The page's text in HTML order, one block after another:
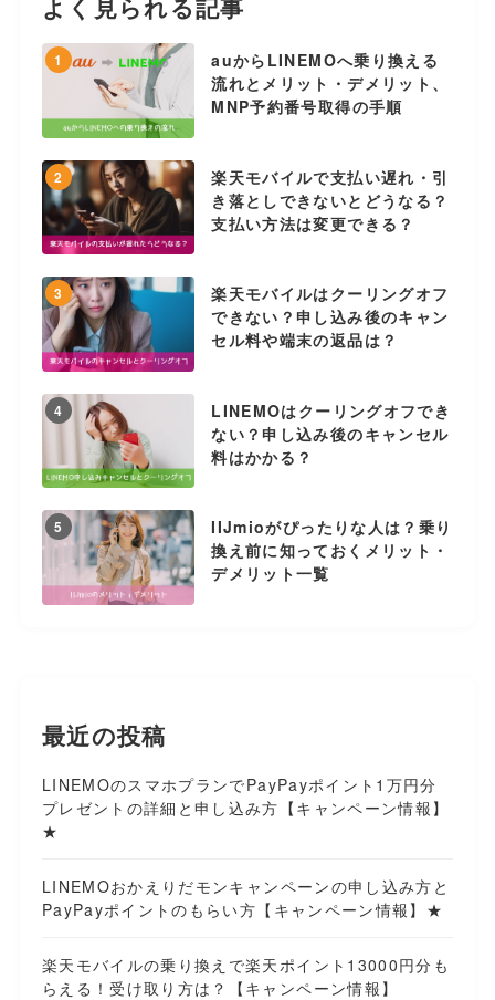
1
auからLINEMOへ乗り換える
流れとメリット・デメリット、
MNP予約番号取得の手順
2
楽天モバイルで支払い遅れ・引
き落としできないとどうなる？
支払い方法は変更できる？
3
楽天モバイルはクーリングオフ
できない？申し込み後のキャン
セル料や端末の返品は？
4
LINEMOはクーリングオフでき
ない？申し込み後のキャンセル
料はかかる？
5
IIJmioがぴったりな人は？乗り
換え前に知っておくメリット・
デメリット一覧
最近の投稿
LINEMOのスマホプランでPayPayポイント1万円分
プレゼントの詳細と申し込み方【キャンペーン情報】
★
LINEMOおかえりだモンキャンペーンの申し込み方と
PayPayポイントのもらい方【キャンペーン情報】★
楽天モバイルの乗り換えで楽天ポイント13000円分も
らえる！受け取り方は？【キャンペーン情報】